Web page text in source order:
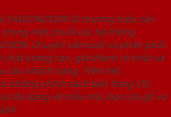
SAIGONDOOR là thương hiệu sản
trong một chuỗi các hệ thống
Chuyên sản xuất và phân phối
lượng cao, giá thành rẻ nhất và
cầu khách hàng. Trên hết,
những chính sách bán hàng ƯU
đa dạng về mẫu mã, loại cửa gỗ và